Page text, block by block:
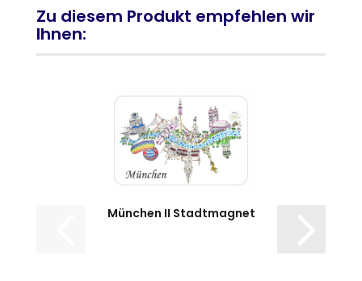
Zu diesem Produkt empfehlen wir
Ihnen:
München II Stadtmagnet